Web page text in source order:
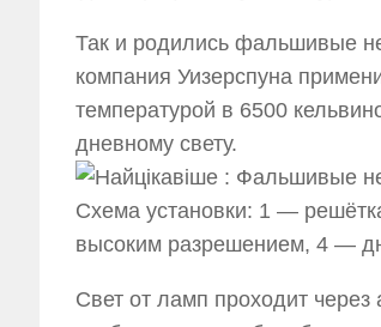
Так и родились фальшивые
компания Уизерспуна
температурой в 6500
дневному свету.
Схема установки: 1 —
высоким разрешением, 4 —
Свет от ламп проходит